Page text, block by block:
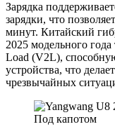
Зарядка
зарядки, что
минут. Китайский
2025 модельного
Load (V2L),
устройства, что
чрезвычайных
Под капотом